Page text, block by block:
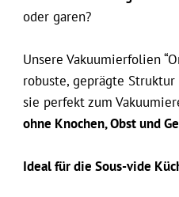
oder garen?
Unsere Vakuumierfolien
robuste, geprägte
sie perfekt zum
ohne Knochen, Obst und
Ideal für die Sous-vide